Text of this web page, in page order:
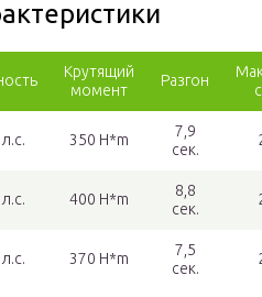
Крутящий
момент
Разгон
350 H*m
7,9
сек.
400 H*m
8,8
сек.
370 H*m
7,5
сек.